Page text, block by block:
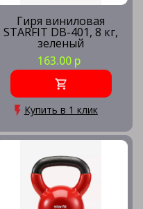
Гиря виниловая
STARFIT DB-401, 8 кг,
зеленый
163.00 р
Купить в 1 клик